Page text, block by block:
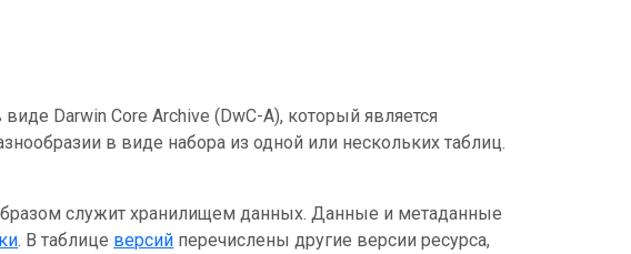
Darwin Core Archive (DwC-A), который является
в виде набора из одной или нескольких таблиц.
служит хранилищем данных. Данные и метаданные
. В таблице версий перечислены другие версии ресурса,